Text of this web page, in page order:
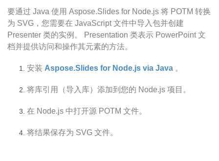
要通过 Java 使用 Aspose.Slides for Node.js 将 POTM 转换
为 SVG，您需要在 JavaScript 文件中导入包并创建
Presenter 类的实例。 Presentation 类表示 PowerPoint 文
档并提供访问和操作其元素的方法。
安装 Aspose.Slides for Node.js via Java 。
将库引用（导入库）添加到您的 Node.js 项目。
在 Node.js 中打开源 POTM 文件。
将结果保存为 SVG 文件。